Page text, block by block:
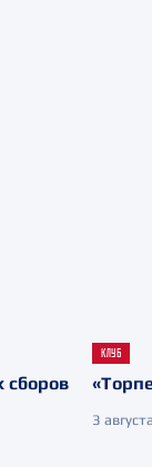
сборов
КЛУБ
3